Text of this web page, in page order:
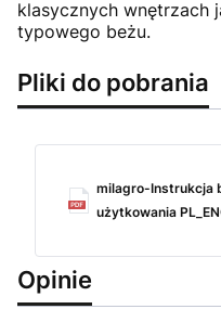
klasycznych wnętrzach
typowego beżu.
Pliki do pobrania
milagro-Instrukcja
użytkowania
Opinie